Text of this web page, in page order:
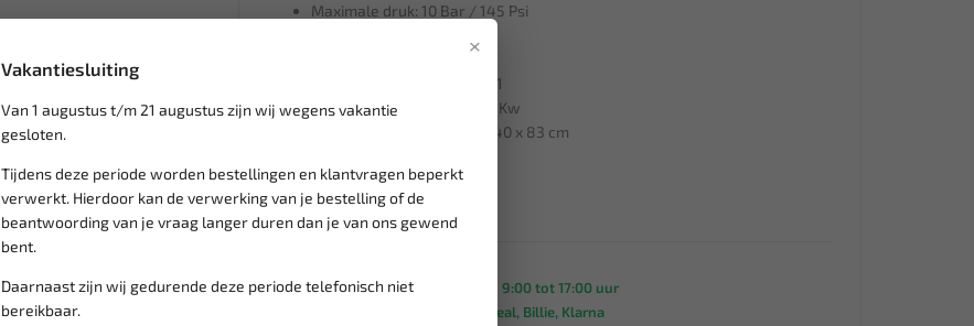
×
Vakantiesluiting
Van 1 augustus t/m 21 augustus zijn wij wegens vakantie
gesloten.
Tijdens deze periode worden bestellingen en klantvragen beperkt
verwerkt. Hierdoor kan de verwerking van je bestelling of de
beantwoording van je vraag langer duren dan je van ons gewend
bent.
Daarnaast zijn wij gedurende deze periode telefonisch niet
bereikbaar.
Maximale druk: 10 Bar / 145 Psi
Voltage: 230V / Hz 50 / Ph 1
Motorvermogen: 2 PK / 1,5 Kw
Afmetingen (LxBxH): 110 x 40 x 83 cm
Klantenservice,werkdagen van 9:00 tot 17:00 uur
o.a. iDeal, Billie, Klarna